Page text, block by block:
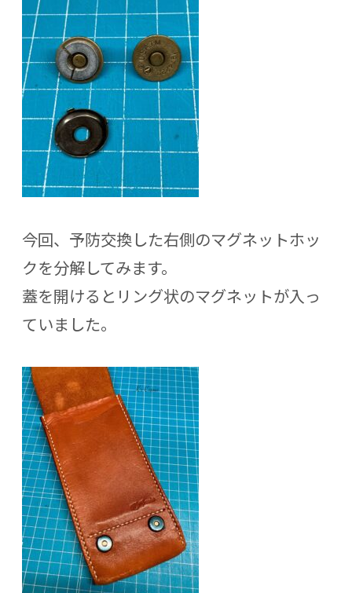
今回、予防交換した右側のマグネットホッ
クを分解してみます。
蓋を開けるとリング状のマグネットが入っ
ていました。